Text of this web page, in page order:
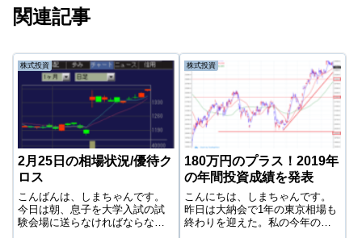
関連記事
株式投資
2月25日の相場状況/優待ク
ロス
こんばんは、しまちゃんです。
今日は朝、息子を大学入試の試
験会場に送らなければならない
株式投資
180万円のプラス！2019年
の年間投資成績を発表
こんにちは、しまちゃんです。
昨日は大納会で1年の東京相場も
終わりを迎えた。私の今年の相